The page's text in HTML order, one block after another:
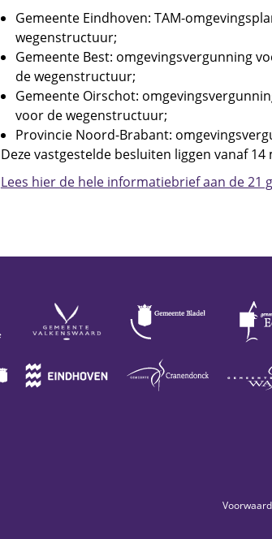
Gemeente Eindhoven: TAM-
wegenstructuur;
Gemeente Best: omgevingsvergunning
de wegenstructuur;
Gemeente Oirschot:
voor de wegenstructuur;
Provincie Noord-Brabant:
Deze vastgestelde besluiten liggen vanaf
Lees hier de hele informatiebrief aan de 21